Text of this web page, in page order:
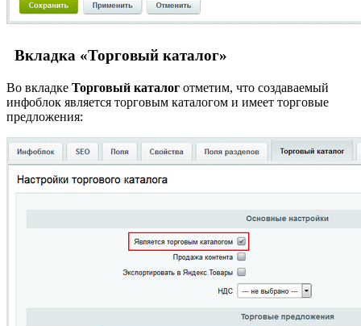
Вкладка «Торговый каталог»
Во вкладке Торговый каталог отметим, что создаваемый
инфоблок является торговым каталогом и имеет торговые
предложения: